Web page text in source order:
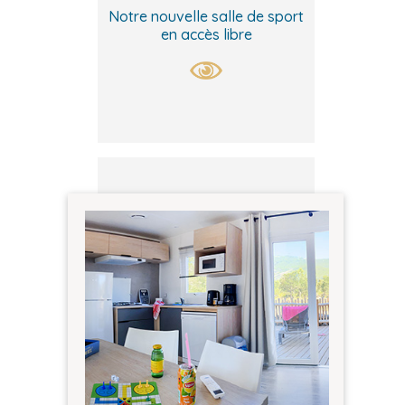
Notre nouvelle salle de sport
en accès libre